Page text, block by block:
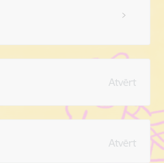
Atvērt
Atvērt